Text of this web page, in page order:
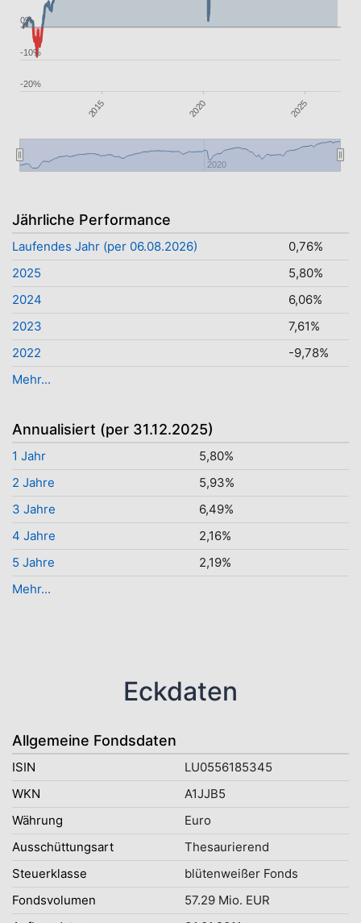
2015 2020 2025
2020
-20%
-10%
0%
Jährliche Performance
Laufendes Jahr (per 06.08.2026)
0,76%
2025
5,80%
2024
6,06%
2023
7,61%
2022
-9,78%
Mehr...
Annualisiert (per 31.12.2025)
1 Jahr
5,80%
2 Jahre
5,93%
3 Jahre
6,49%
4 Jahre
2,16%
5 Jahre
2,19%
Mehr...
Eckdaten
Allgemeine Fondsdaten
ISIN
LU0556185345
WKN
A1JJB5
Währung
Euro
Ausschüttungsart
Thesaurierend
Steuerklasse
blütenweißer Fonds
Fondsvolumen
57.29 Mio. EUR